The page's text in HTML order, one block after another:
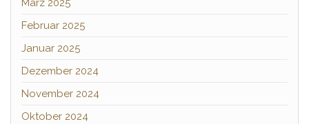
März 2025
Februar 2025
Januar 2025
Dezember 2024
November 2024
Oktober 2024